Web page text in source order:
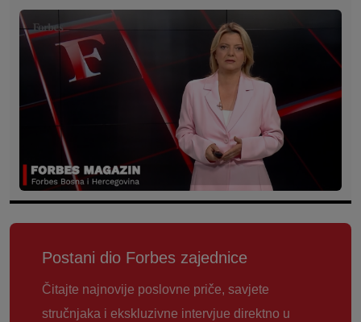
Postani dio Forbes zajednice
Čitajte najnovije poslovne priče, savjete
stručnjaka i ekskluzivne intervjue direktno u